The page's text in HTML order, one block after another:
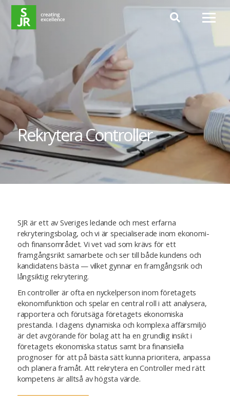
Hoppa till innehåll
Rekrytera Controller
SJR är ett av Sveriges ledande och mest erfarna
rekryteringsbolag, och vi är specialiserade inom ekonomi-
och finansområdet. Vi vet vad som krävs för ett
framgångsrikt samarbete och ser till både kundens och
kandidatens bästa — vilket gynnar en framgångsrik och
långsiktig rekrytering.
En controller är ofta en nyckelperson inom företagets
ekonomifunktion och spelar en central roll i att analysera,
rapportera och förutsäga företagets ekonomiska
prestanda. I dagens dynamiska och komplexa affärsmiljö
är det avgörande för bolag att ha en grundlig insikt i
företagets ekonomiska status samt bra finansiella
prognoser för att på bästa sätt kunna prioritera, anpassa
och planera framåt. Att rekrytera en Controller med rätt
kompetens är alltså av högsta värde.